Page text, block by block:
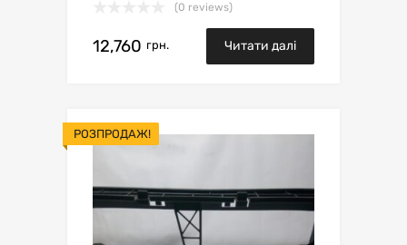
(0 reviews)
12,760 грн. Читати далі
РОЗПРОДАЖ!